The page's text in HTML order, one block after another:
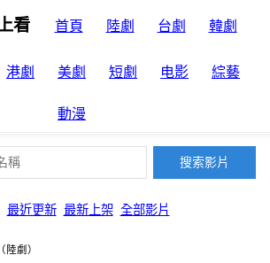
看 首頁 陸劇 台劇 韓劇
港劇 美劇 短劇 电影 綜藝
動漫
最近更新 最新上架 全部影片
（陸劇）